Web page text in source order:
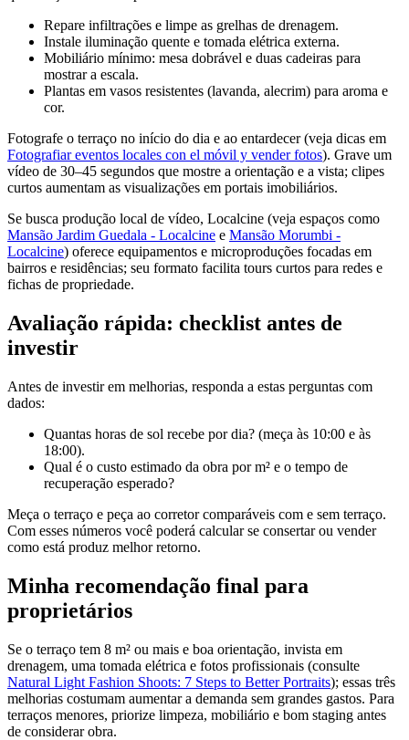
Repare infiltrações e limpe as grelhas de drenagem.
Instale iluminação quente e tomada elétrica externa.
Mobiliário mínimo: mesa dobrável e duas cadeiras para
mostrar a escala.
Plantas em vasos resistentes (lavanda, alecrim) para aroma e
cor.
Fotografe o terraço no início do dia e ao entardecer (veja dicas em
Fotografiar eventos locales con el móvil y vender fotos). Grave um
vídeo de 30–45 segundos que mostre a orientação e a vista; clipes
curtos aumentam as visualizações em portais imobiliários.
Se busca produção local de vídeo, Localcine (veja espaços como
Mansão Jardim Guedala - Localcine e Mansão Morumbi -
Localcine) oferece equipamentos e microproduções focadas em
bairros e residências; seu formato facilita tours curtos para redes e
fichas de propriedade.
Avaliação rápida: checklist antes de
investir
Antes de investir em melhorias, responda a estas perguntas com
dados:
Quantas horas de sol recebe por dia? (meça às 10:00 e às
18:00).
Qual é o custo estimado da obra por m² e o tempo de
recuperação esperado?
Meça o terraço e peça ao corretor comparáveis com e sem terraço.
Com esses números você poderá calcular se consertar ou vender
como está produz melhor retorno.
Minha recomendação final para
proprietários
Se o terraço tem 8 m² ou mais e boa orientação, invista em
drenagem, uma tomada elétrica e fotos profissionais (consulte
Natural Light Fashion Shoots: 7 Steps to Better Portraits); essas três
melhorias costumam aumentar a demanda sem grandes gastos. Para
terraços menores, priorize limpeza, mobiliário e bom staging antes
de considerar obra.